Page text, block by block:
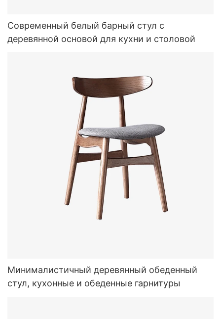
Современный белый барный стул с
деревянной основой для кухни и столовой
Минималистичный деревянный обеденный
стул, кухонные и обеденные гарнитуры